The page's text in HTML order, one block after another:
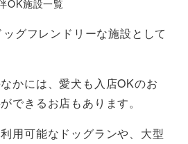
OK施設一覧
グフレンドリーな施設として
かには、愛犬も入店OKのお
できるお店もあります。
用可能なドッグランや、大型